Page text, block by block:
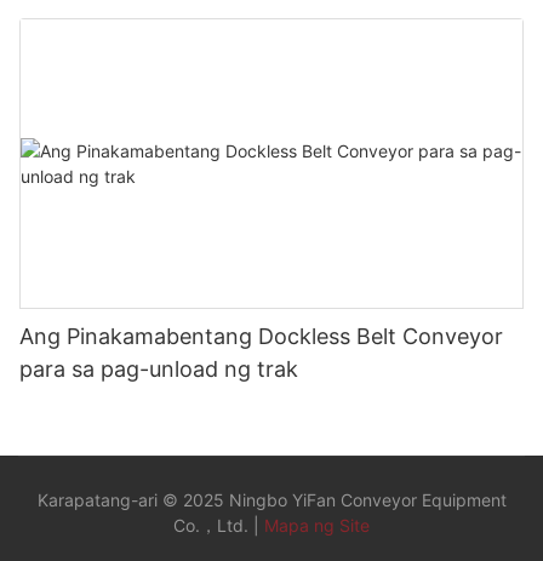
Pagbaba ng Karga
Ang Pinakamabentang Dockless Belt Conveyor
para sa pag-unload ng trak
Karapatang-ari © 2025 Ningbo YiFan Conveyor Equipment
Co.，Ltd. |
Mapa ng Site